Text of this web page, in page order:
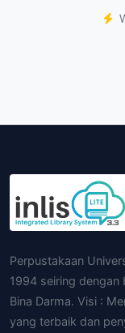
Perpustakaan
1994 seiring dengan
Bina Darma. Visi :
yang terbaik dan